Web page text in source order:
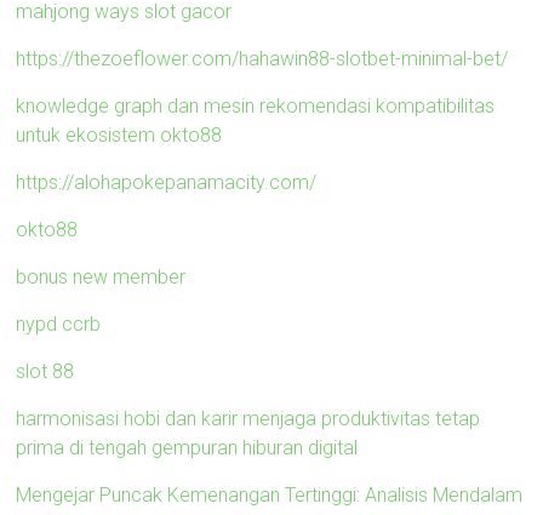
mahjong ways slot gacor
https://thezoeflower.com/hahawin88-slotbet-minimal-bet/
knowledge graph dan mesin rekomendasi kompatibilitas
untuk ekosistem okto88
https://alohapokepanamacity.com/
okto88
bonus new member
nypd ccrb
slot 88
harmonisasi hobi dan karir menjaga produktivitas tetap
prima di tengah gempuran hiburan digital
Mengejar Puncak Kemenangan Tertinggi: Analisis Mendalam